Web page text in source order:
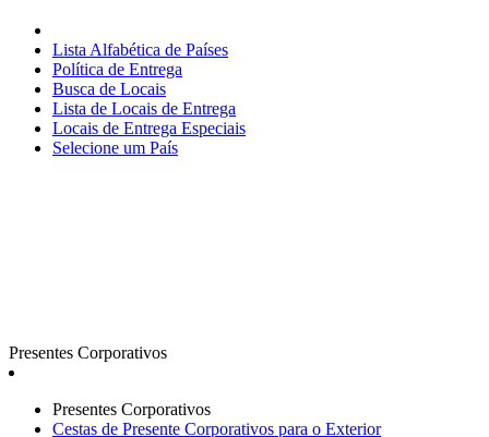
Lista Alfabética de Países
Política de Entrega
Busca de Locais
Lista de Locais de Entrega
Locais de Entrega Especiais
Selecione um País
Presentes Corporativos
Presentes Corporativos
Cestas de Presente Corporativos para o Exterior